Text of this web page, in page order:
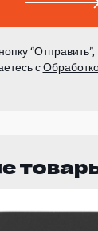
“Отправить”,
с